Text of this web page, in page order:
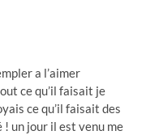
a l’aimer
ce qu’il faisait je
ce qu’il faisait des
! un jour il est venu me